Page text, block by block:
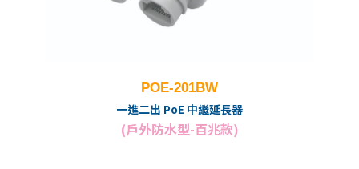
POE-201BW
一進二出 PoE 中繼延長器
(戶外防水型-百兆款)